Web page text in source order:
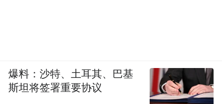
爆料：沙特、土耳其、巴基
斯坦将签署重要协议